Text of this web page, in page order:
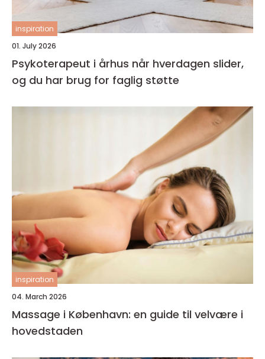
inspiration
01. July 2026
Psykoterapeut i århus når hverdagen slider,
og du har brug for faglig støtte
inspiration
04. March 2026
Massage i København: en guide til velvære i
hovedstaden